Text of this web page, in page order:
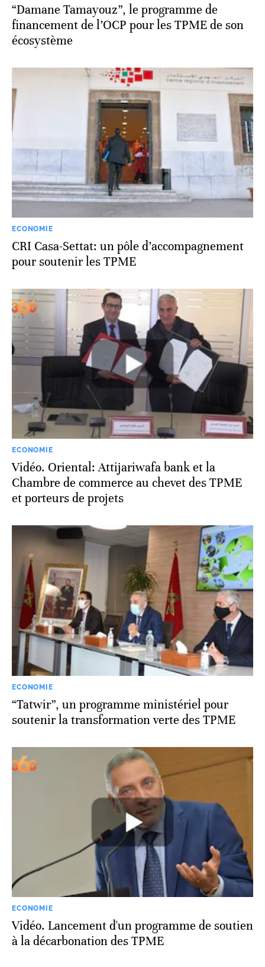
“Damane Tamayouz”, le programme de
financement de l’OCP pour les TPME de son
écosystème
ECONOMIE
CRI Casa-Settat: un pôle d’accompagnement
pour soutenir les TPME
ECONOMIE
Vidéo. Oriental: Attijariwafa bank et la
Chambre de commerce au chevet des TPME
et porteurs de projets
ECONOMIE
“Tatwir”, un programme ministériel pour
soutenir la transformation verte des TPME
ECONOMIE
Vidéo. Lancement d'un programme de soutien
à la décarbonation des TPME